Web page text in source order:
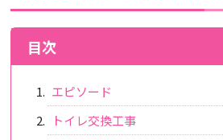
目次
エピソード
トイレ交換工事